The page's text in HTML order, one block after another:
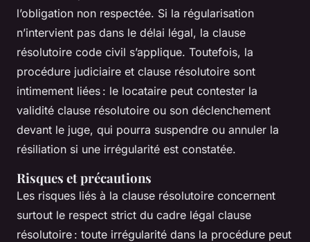
l’obligation non respectée. Si la régularisation
n’intervient pas dans le délai légal, la clause
résolutoire code civil s’applique. Toutefois, la
procédure judiciaire et clause résolutoire sont
intimement liées : le locataire peut contester la
validité clause résolutoire ou son déclenchement
devant le juge, qui pourra suspendre ou annuler la
résiliation si une irrégularité est constatée.
Risques et précautions
Les risques liés à la clause résolutoire concernent
surtout le respect strict du cadre légal clause
résolutoire : toute irrégularité dans la procédure peut